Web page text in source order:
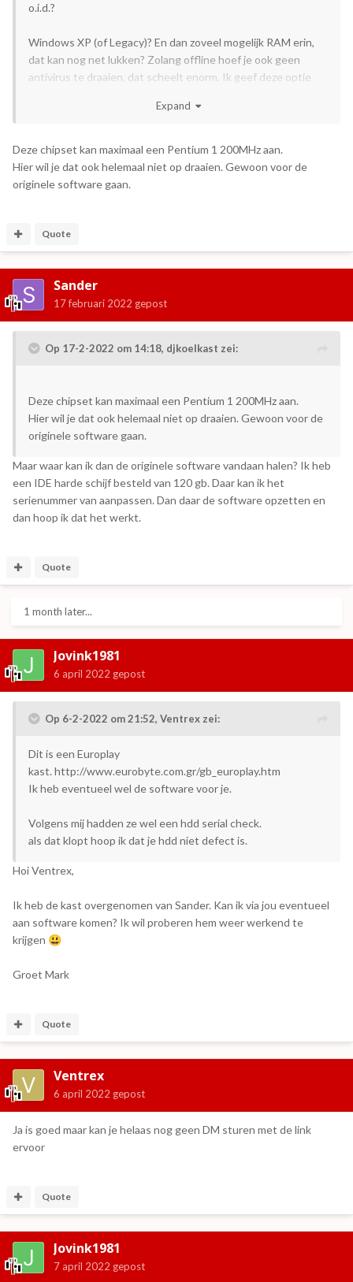
o.i.d.?
Windows XP (of Legacy)? En dan zoveel mogelijk RAM erin,
dat kan nog net lukken? Zolang offline hoef je ook geen
antivirus te draaien, dat scheelt enorm. Ik geef deze optie
Expand
Deze chipset kan maximaal een Pentium 1 200MHz aan.
Hier wil je dat ook helemaal niet op draaien. Gewoon voor de
originele software gaan.
Quote
Sander
17 februari 2022 gepost
Op 17-2-2022 om 14:18, djkoelkast zei:
Deze chipset kan maximaal een Pentium 1 200MHz aan.
Hier wil je dat ook helemaal niet op draaien. Gewoon voor de
originele software gaan.
Maar waar kan ik dan de originele software vandaan halen? Ik heb
een IDE harde schijf besteld van 120 gb. Daar kan ik het
serienummer van aanpassen. Dan daar de software opzetten en
dan hoop ik dat het werkt.
Quote
1 month later...
Jovink1981
6 april 2022 gepost
Op 6-2-2022 om 21:52, Ventrex zei:
Dit is een Europlay
kast. http://www.eurobyte.com.gr/gb_europlay.htm
Ik heb eventueel wel de software voor je.
Volgens mij hadden ze wel een hdd serial check.
als dat klopt hoop ik dat je hdd niet defect is.
Hoi Ventrex,
Ik heb de kast overgenomen van Sander. Kan ik via jou eventueel
aan software komen? Ik wil proberen hem weer werkend te
krijgen 😃
Groet Mark
Quote
Ventrex
6 april 2022 gepost
Ja is goed maar kan je helaas nog geen DM sturen met de link
ervoor
Quote
Jovink1981
7 april 2022 gepost